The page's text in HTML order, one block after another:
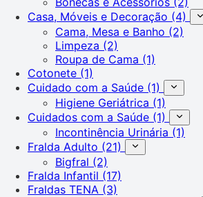
Casa, Móveis e Decoração (4)
Cama, Mesa e Banho (2)
Limpeza (2)
Roupa de Cama (1)
Cotonete (1)
Cuidado com a Saúde (1)
Higiene Geriátrica (1)
Cuidados com a Saúde (1)
Incontinência Urinária (1)
Fralda Adulto (21)
Bigfral (2)
Fralda Infantil (17)
Fraldas TENA (3)